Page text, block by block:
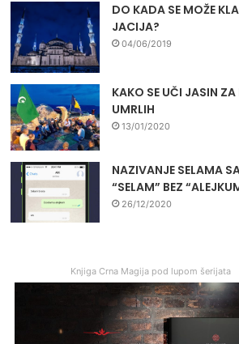
DO KADA SE MOŽE
JACIJA?
04/06/2019
KAKO SE UČI JASIN ZA
UMRLIH
13/01/2020
NAZIVANJE SELAMA
“SELAM” BEZ
26/12/2020
Knjiga Crna Magija pod lupom šerijata